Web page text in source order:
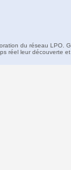
du réseau LPO.
réel leur découverte